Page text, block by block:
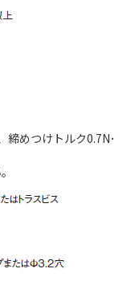
締めつけトルク0.7N･